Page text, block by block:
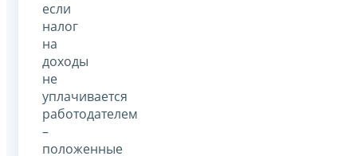
если
налог
на
доходы
не
уплачивается
работодателем
–
положенные